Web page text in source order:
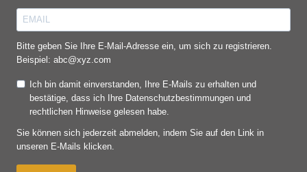
Bitte geben Sie Ihre E-Mail-Adresse ein, um sich zu registrieren.
Beispiel: abc@xyz.com
Ich bin damit einverstanden, Ihre E-Mails zu erhalten und
bestätige, dass ich Ihre Datenschutzbestimmungen und
rechtlichen Hinweise gelesen habe.
Sie können sich jederzeit abmelden, indem Sie auf den Link in
unseren E-Mails klicken.